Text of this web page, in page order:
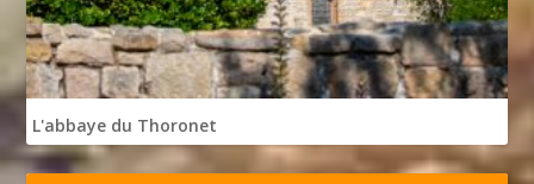
L'abbaye du Thoronet